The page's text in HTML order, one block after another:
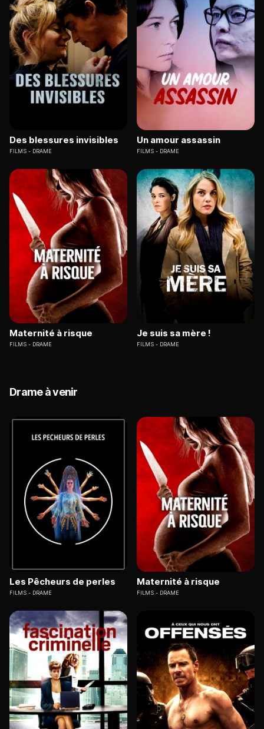
Des blessures invisibles
FILMS DRAME
Un amour assassin
FILMS DRAME
Maternité à risque
FILMS DRAME
Je suis sa mère !
FILMS DRAME
Drame à venir
Les Pêcheurs de perles
FILMS DRAME
Maternité à risque
FILMS DRAME